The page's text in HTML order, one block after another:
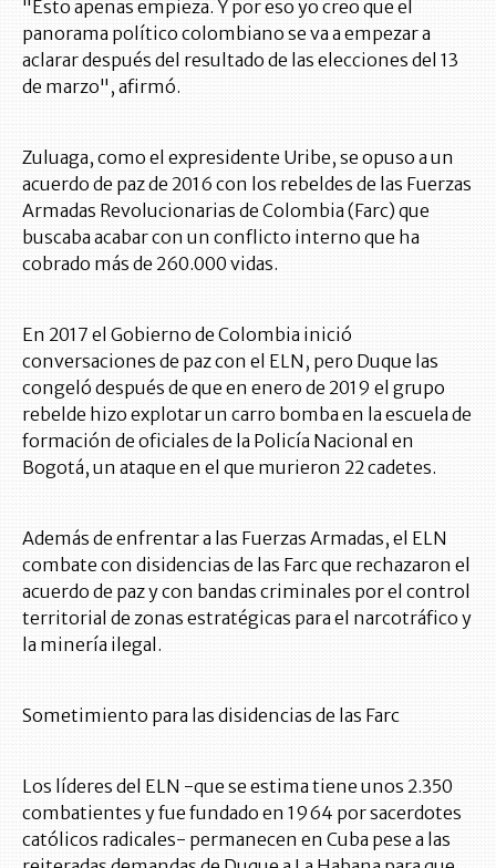
"Esto apenas empieza. Y por eso yo creo que el
panorama político colombiano se va a empezar a
aclarar después del resultado de las elecciones del 13
de marzo", afirmó.
Zuluaga, como el expresidente Uribe, se opuso a un
acuerdo de paz de 2016 con los rebeldes de las Fuerzas
Armadas Revolucionarias de Colombia (Farc) que
buscaba acabar con un conflicto interno que ha
cobrado más de 260.000 vidas.
En 2017 el Gobierno de Colombia inició
conversaciones de paz con el ELN, pero Duque las
congeló después de que en enero de 2019 el grupo
rebelde hizo explotar un carro bomba en la escuela de
formación de oficiales de la Policía Nacional en
Bogotá, un ataque en el que murieron 22 cadetes.
Además de enfrentar a las Fuerzas Armadas, el ELN
combate con disidencias de las Farc que rechazaron el
acuerdo de paz y con bandas criminales por el control
territorial de zonas estratégicas para el narcotráfico y
la minería ilegal.
Sometimiento para las disidencias de las Farc
Los líderes del ELN -que se estima tiene unos 2.350
combatientes y fue fundado en 1964 por sacerdotes
católicos radicales- permanecen en Cuba pese a las